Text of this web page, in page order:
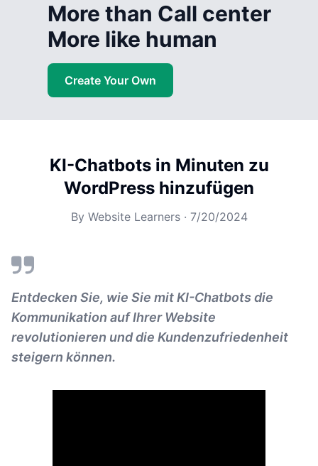
More than Call center
More like human
Create Your Own
KI-Chatbots in Minuten zu
WordPress hinzufügen
By Website Learners· 7/20/2024
Entdecken Sie, wie Sie mit KI-Chatbots die
Kommunikation auf Ihrer Website
revolutionieren und die Kundenzufriedenheit
steigern können.